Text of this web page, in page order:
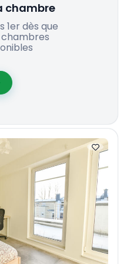
chambre
1er dès que